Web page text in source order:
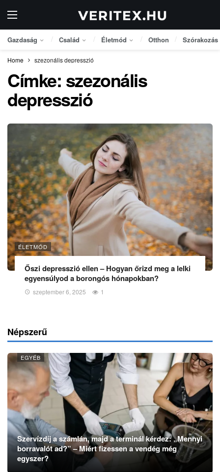
Gazdaság Család Életmód Otthon Szórakozás
Home szezonális depresszió
Címke: szezonális
depresszió
ÉLETMÓD
Őszi depresszió ellen – Hogyan őrizd meg a lelki
egyensúlyod a borongós hónapokban?
szeptember 6, 2025 1
Népszerű
EGYÉB
Szervízdíj a számlán, majd a terminál kérdez: „Mennyi
borravalót ad?” – Miért fizessen a vendég még
egyszer?